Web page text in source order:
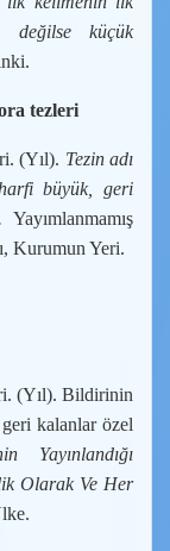
küçük
tezleri
(Yıl). Tezin adı
büyük, geri
Yayımlanmamış
Kurumun Yeri.
(Yıl). Bildirinin
kalanlar özel
Yayınlandığı
Olarak Ve Her